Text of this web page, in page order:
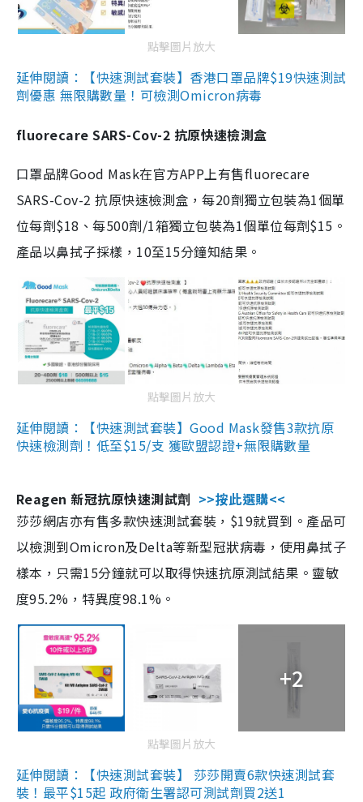
點擊圖片放大
延伸閱讀：【快速測試套裝】香港口罩品牌$19快速測試
劑優惠 無限購數量！可檢測Omicron病毒
fluorecare SARS-Cov-2 抗原快速檢測盒
口罩品牌Good Mask在官方APP上有售fluorecare
SARS-Cov-2 抗原快速檢測盒，每20劑獨立包裝為1個單
位每劑$18、每500劑/1箱獨立包裝為1個單位每劑$15。
產品以鼻拭子採樣，10至15分鐘知結果。
點擊圖片放大
延伸閱讀：【快速測試套裝】Good Mask發售3款抗原
快速檢測劑！低至$15/支 獲歐盟認證+無限購數量
Reagen 新冠抗原快速測試劑 >>按此選購<<
莎莎網店亦有售多款快速測試套裝，$19就買到。產品可
以檢測到Omicron及Delta等新型冠狀病毒，使用鼻拭子
樣本，只需15分鐘就可以取得快速抗原測試結果。靈敏
度95.2%，特異度98.1%。
+2
點擊圖片放大
延伸閱讀：【快速測試套裝】 莎莎開賣6款快速測試套
裝！最平$15起 政府衛生署認可測試劑買2送1